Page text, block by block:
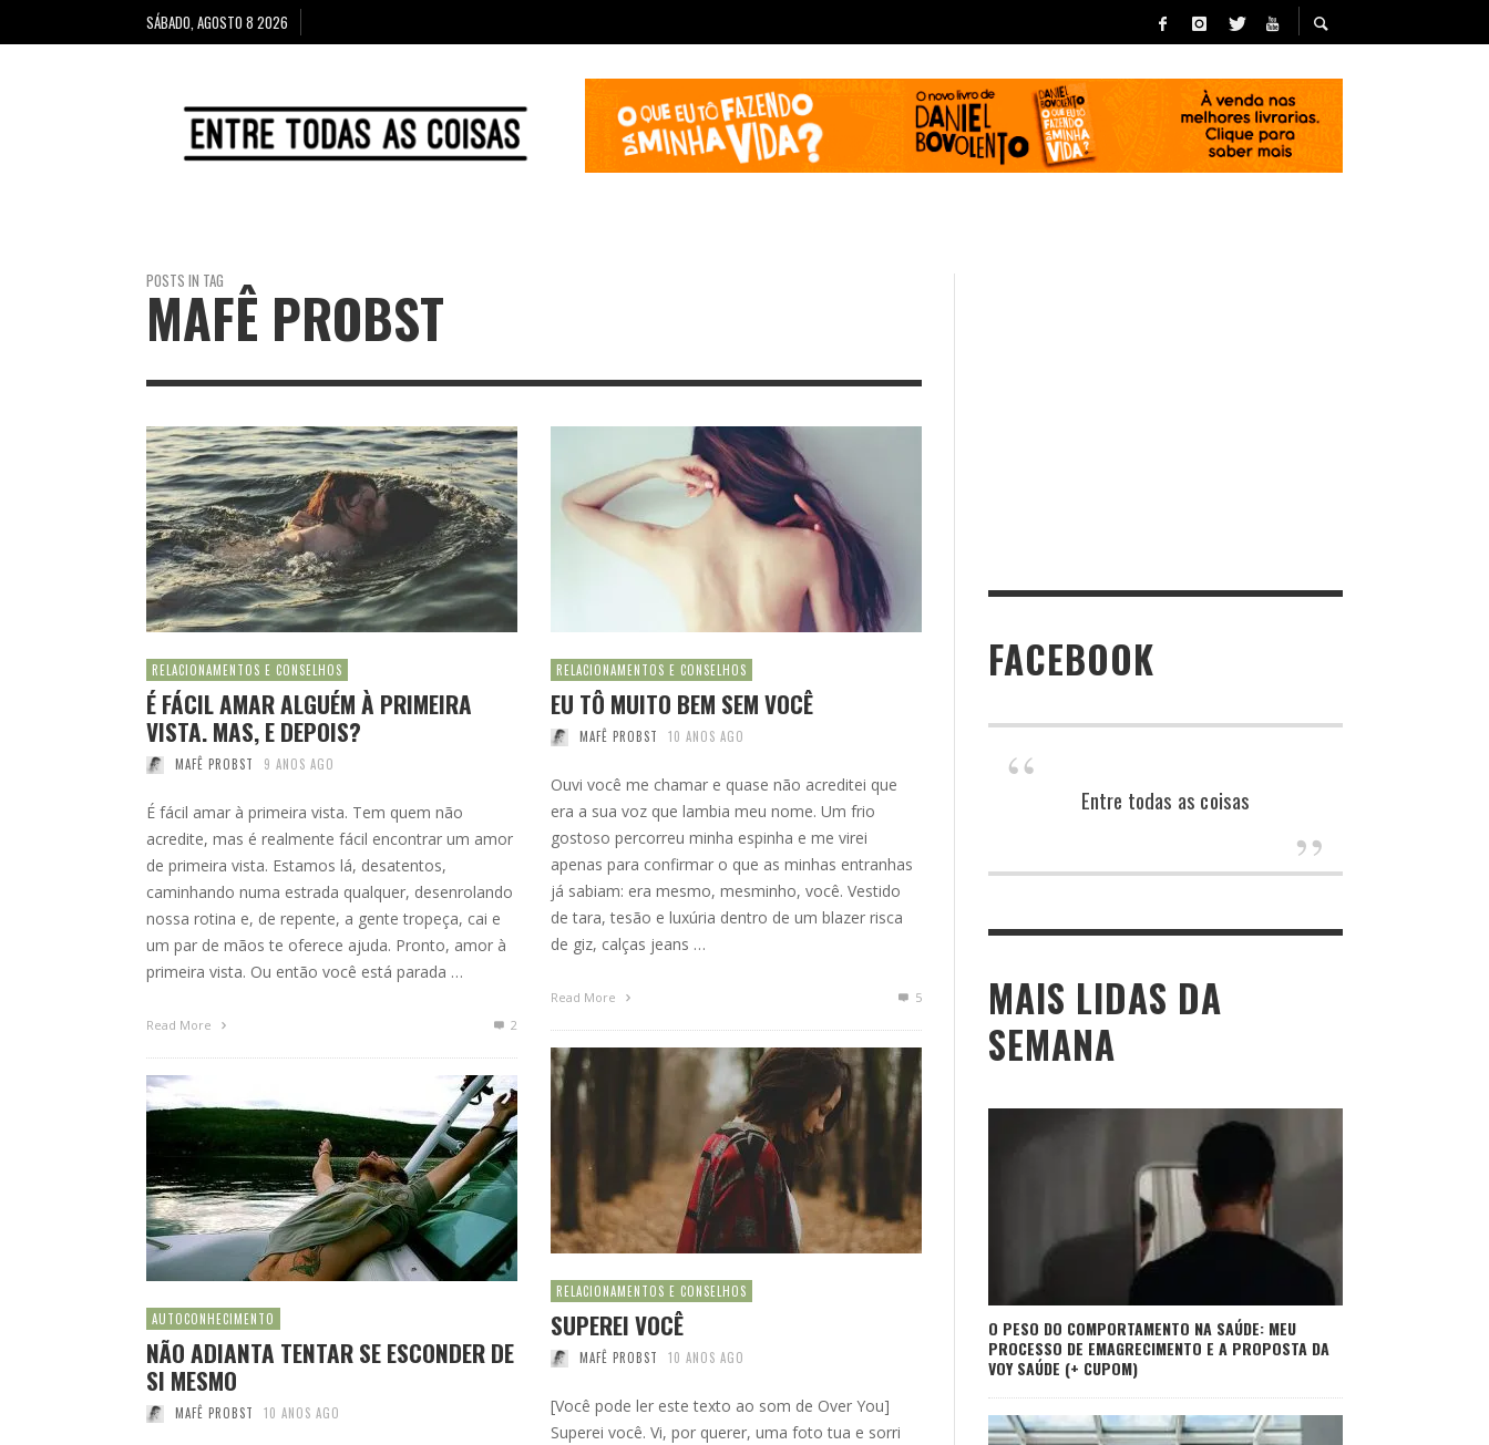
SÁBADO, AGOSTO 8 2026
POSTS IN TAG
MAFÊ PROBST
RELACIONAMENTOS E CONSELHOS
É FÁCIL AMAR ALGUÉM À PRIMEIRA
VISTA. MAS, E DEPOIS?
MAFÊ PROBST 9 ANOS AGO
É fácil amar à primeira vista. Tem quem não
acredite, mas é realmente fácil encontrar um amor
de primeira vista. Estamos lá, desatentos,
caminhando numa estrada qualquer, desenrolando
nossa rotina e, de repente, a gente tropeça, cai e
um par de mãos te oferece ajuda. Pronto, amor à
primeira vista. Ou então você está parada …
Read More 2
RELACIONAMENTOS E CONSELHOS
EU TÔ MUITO BEM SEM VOCÊ
MAFÊ PROBST 10 ANOS AGO
Ouvi você me chamar e quase não acreditei que
era a sua voz que lambia meu nome. Um frio
gostoso percorreu minha espinha e me virei
apenas para confirmar o que as minhas entranhas
já sabiam: era mesmo, mesminho, você. Vestido
de tara, tesão e luxúria dentro de um blazer risca
de giz, calças jeans …
Read More 5
RELACIONAMENTOS E CONSELHOS
SUPEREI VOCÊ
MAFÊ PROBST 10 ANOS AGO
[Você pode ler este texto ao som de Over You]
Superei você. Vi, por querer, uma foto tua e sorri
AUTOCONHECIMENTO
NÃO ADIANTA TENTAR SE ESCONDER DE
SI MESMO
MAFÊ PROBST 10 ANOS AGO
FACEBOOK
Entre todas as coisas
MAIS LIDAS DA
SEMANA
O PESO DO COMPORTAMENTO NA SAÚDE: MEU
PROCESSO DE EMAGRECIMENTO E A PROPOSTA DA
VOY SAÚDE (+ CUPOM)